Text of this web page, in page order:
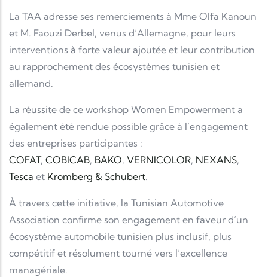
La TAA adresse ses remerciements à Mme Olfa Kanoun
et M. Faouzi Derbel, venus d’Allemagne, pour leurs
interventions à forte valeur ajoutée et leur contribution
au rapprochement des écosystèmes tunisien et
allemand.
La réussite de ce workshop Women Empowerment a
également été rendue possible grâce à l’engagement
des entreprises participantes :
COFAT, COBICAB, BAKO, VERNICOLOR, NEXANS,
Tesca et Kromberg & Schubert.
À travers cette initiative, la Tunisian Automotive
Association confirme son engagement en faveur d’un
écosystème automobile tunisien plus inclusif, plus
compétitif et résolument tourné vers l’excellence
managériale.